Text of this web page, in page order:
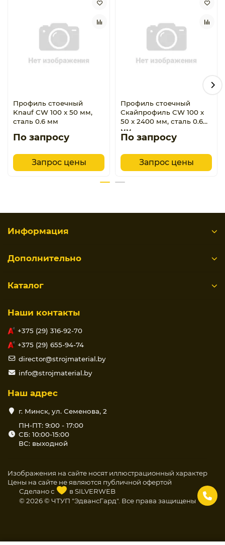
Профиль стоечный
Knauf CW 100 x 50 мм,
сталь 0.6 мм
По запросу
Запрос цены
Профиль стоечный
Скайпрофиль CW 100 x
50 x 2400 мм, сталь 0.6
мм
По запросу
Запрос цены
Информация
Дополнительно
Каталог
Наши контакты
+375 (29) 316-92-70
+375 (29) 655-94-74
director@strojmaterial.by
info@strojmaterial.by
Наш адрес
г. Минск, ул. Семенова, 2
ПН-ПТ: 9:00 - 17:00
СБ: 10:00-15:00
ВС: выходной
Изображения на сайте носят иллюстрационный характер
Цены на сайте не являются публичной офертой
Сделано с
вSILVERWEB
© 2026 © ЧТУП "ЭдвансГард". Все права защищены